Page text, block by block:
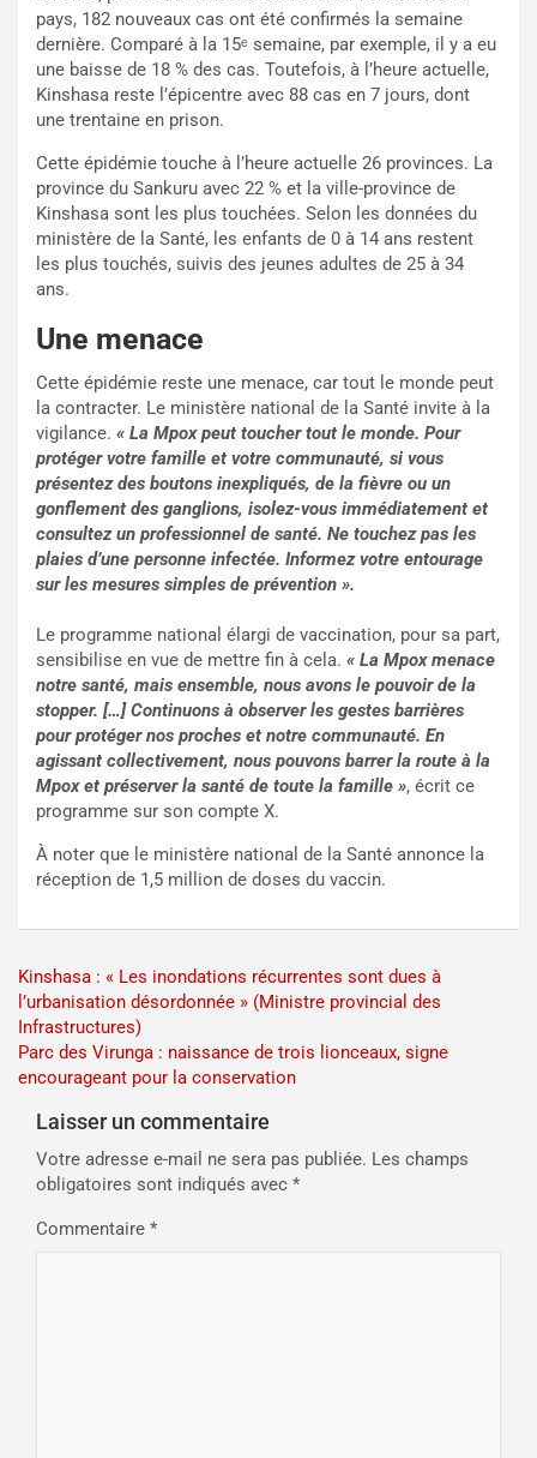
pays, 182 nouveaux cas ont été confirmés la semaine
dernière. Comparé à la 15ᵉ semaine, par exemple, il y a eu
une baisse de 18 % des cas. Toutefois, à l’heure actuelle,
Kinshasa reste l’épicentre avec 88 cas en 7 jours, dont
une trentaine en prison.
Cette épidémie touche à l’heure actuelle 26 provinces. La
province du Sankuru avec 22 % et la ville-province de
Kinshasa sont les plus touchées. Selon les données du
ministère de la Santé, les enfants de 0 à 14 ans restent
les plus touchés, suivis des jeunes adultes de 25 à 34
ans.
Une menace
Cette épidémie reste une menace, car tout le monde peut
la contracter. Le ministère national de la Santé invite à la
vigilance. « La Mpox peut toucher tout le monde. Pour
protéger votre famille et votre communauté, si vous
présentez des boutons inexpliqués, de la fièvre ou un
gonflement des ganglions, isolez-vous immédiatement et
consultez un professionnel de santé. Ne touchez pas les
plaies d’une personne infectée. Informez votre entourage
sur les mesures simples de prévention ».
Le programme national élargi de vaccination, pour sa part,
sensibilise en vue de mettre fin à cela. « La Mpox menace
notre santé, mais ensemble, nous avons le pouvoir de la
stopper. […] Continuons à observer les gestes barrières
pour protéger nos proches et notre communauté. En
agissant collectivement, nous pouvons barrer la route à la
Mpox et préserver la santé de toute la famille », écrit ce
programme sur son compte X.
À noter que le ministère national de la Santé annonce la
réception de 1,5 million de doses du vaccin.
Navigation
de
l’article
Kinshasa : « Les inondations récurrentes sont dues à
l’urbanisation désordonnée » (Ministre provincial des
Infrastructures)
Parc des Virunga : naissance de trois lionceaux, signe
encourageant pour la conservation
Laisser un commentaire
Votre adresse e-mail ne sera pas publiée. Les champs
obligatoires sont indiqués avec *
Commentaire *